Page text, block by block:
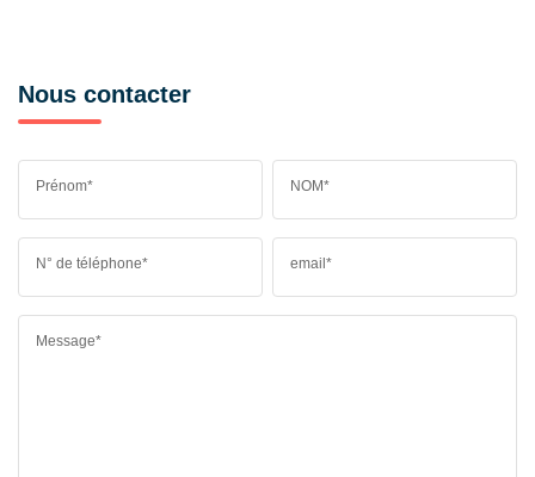
Nous contacter
Prénom* NOM*
N° de téléphone* email*
Message*